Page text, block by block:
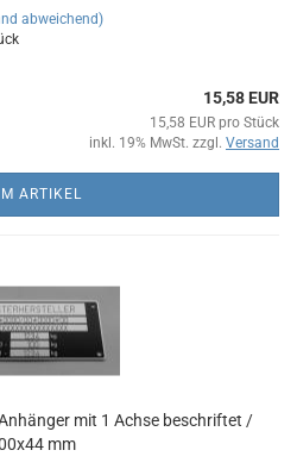
abweichend)
15,58 EUR
15,58 EUR pro Stück
inkl. 19% MwSt. zzgl. Versand
ARTIKEL
mit 1 Achse beschriftet /
mm